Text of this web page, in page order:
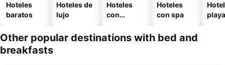
Hoteles
baratos
Hoteles de
lujo
Hoteles
con
Hoteles
con spa
playa
Other popular destinations with bed and
breakfasts